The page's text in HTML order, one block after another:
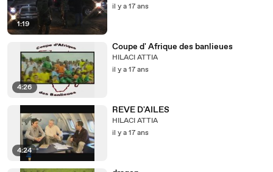
1:19
il y a 17 ans
4:26
Coupe d' Afrique des banlieues
HILACI ATTIA
il y a 17 ans
4:24
REVE D'AILES
HILACI ATTIA
il y a 17 ans